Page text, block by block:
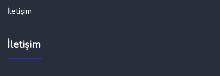
İletişim
İletişim